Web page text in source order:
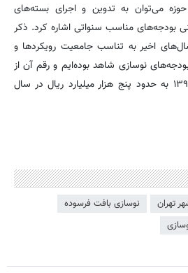
می‌توان به تدوین و اجرای بسته‌های
بودجه‌های مناسب سنواتی اشاره کرد. ذکر
اخیر به تناسب جامعیت رویکردها و
نوسازی شاهد بوده‌ایم و رقم آن از
۳۷۰ میلیارد ریال در سال ۱۳۹۶ به حدود پنج هزار میلیارد ریال در سال
تهران
نوسازی بافت فرسوده